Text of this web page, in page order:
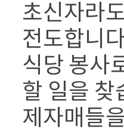
초신자라
전도합니
식당 봉사
할 일을 찾
제자매들